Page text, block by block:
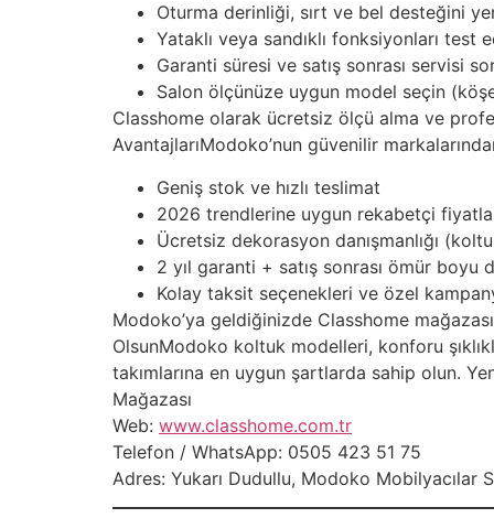
Oturma derinliği, sırt ve bel desteğini
Yataklı veya sandıklı fonksiyonları test
Garanti süresi ve satış sonrası servisi
Salon ölçünüze uygun model seçin
Classhome olarak ücretsiz ölçü alma ve
AvantajlarıModoko’nun güvenilir
Geniş stok ve hızlı teslimat
2026 trendlerine uygun rekabetçi
Ücretsiz dekorasyon danışmanlığı
2 yıl garanti + satış sonrası ömür boyu
Kolay taksit seçenekleri ve özel
Modoko’ya geldiğinizde Classhome
OlsunModoko koltuk modelleri, konforu
takımlarına en uygun şartlarda sahip olun.
Mağazası
Web: www.classhome.com.tr
Telefon / WhatsApp: 0505 423 51 75
Adres: Yukarı Dudullu, Modoko Mobilyacılar